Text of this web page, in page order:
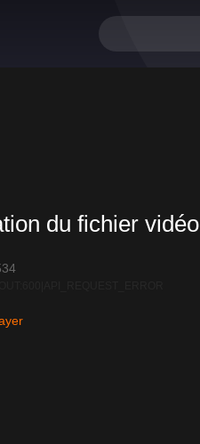
du fichier vidéo